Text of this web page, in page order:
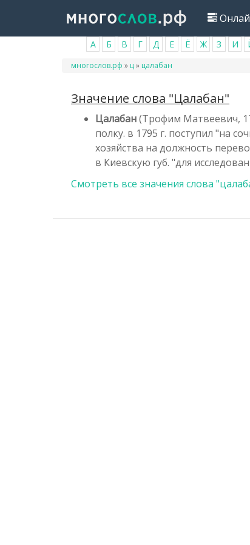
основному
А Б В Г Д Е Ё Ж З И
Вы
многослов.рф » ц» цалабан
Значение слова "Цалабан"
Цалабан(Трофим Матвеевич,
полку. в 1795 г. поступил "на
хозяйства на должность
в Киевскую губ. "для
Смотреть все значения слова